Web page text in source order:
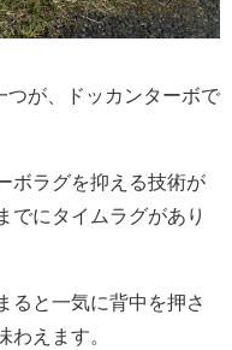
つが、ドッカンターボで
ボラグを抑える技術が
でにタイムラグがあり
ると一気に背中を押さ
えます。